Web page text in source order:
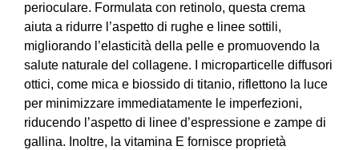
perioculare. Formulata con retinolo, questa crema
aiuta a ridurre l’aspetto di rughe e linee sottili,
migliorando l’elasticità della pelle e promuovendo la
salute naturale del collagene.
I microparticelle diffusori
ottici, come mica e biossido di titanio, riflettono la luce
per minimizzare immediatamente le imperfezioni,
riducendo l’aspetto di linee d’espressione e zampe di
gallina. Inoltre, la vitamina E fornisce proprietà